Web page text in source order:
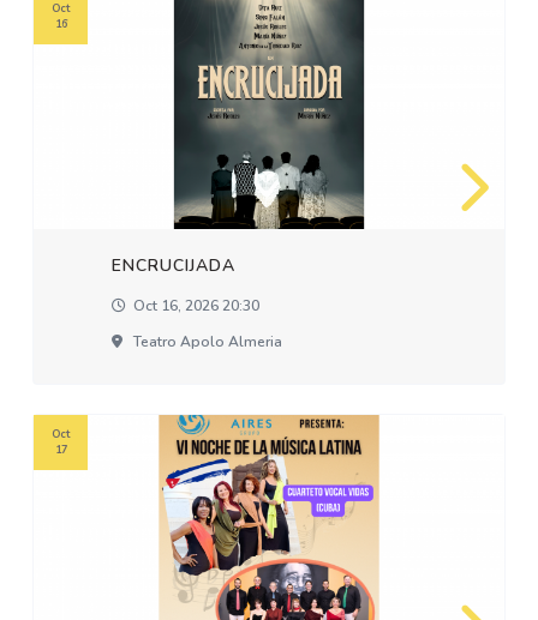
ENCRUCIJADA
Oct 16, 2026 20:30
Teatro Apolo Almeria
Oct
16
Oct
17